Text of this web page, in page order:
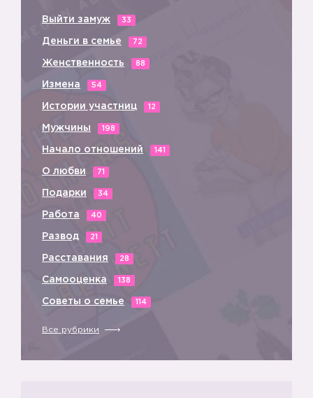
Выйти замуж 33
Деньги в семье 72
Женственность 88
Измена 54
Истории участниц 12
Мужчины 198
Начало отношений 141
О любви 71
Подарки 34
Работа 40
Развод 21
Расставания 28
Самооценка 138
Советы о семье 114
Все рубрики